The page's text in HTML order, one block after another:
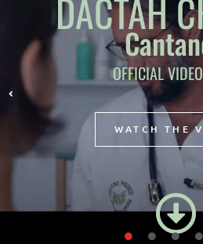
DACTAH
OFFICIAL
WATCH THE